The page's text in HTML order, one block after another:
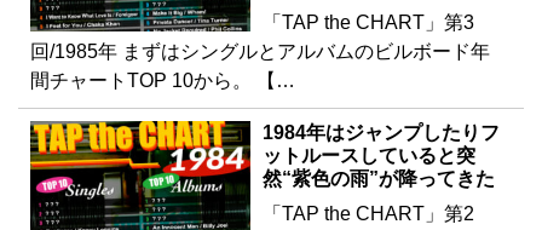
「TAP the CHART」第3
回/1985年 まずはシングルとアルバムのビルボード年
間チャートTOP 10から。 【…
1984年はジャンプしたりフ
ットルースしていると突
然“紫色の雨”が降ってきた
「TAP the CHART」第2